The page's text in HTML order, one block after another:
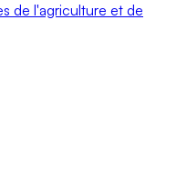
de l'agriculture et de